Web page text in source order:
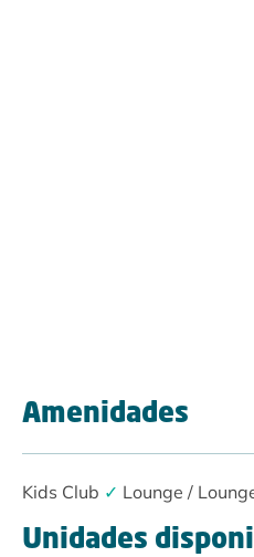
Amenidades
Kids Club ✓ Lounge /
Unidades